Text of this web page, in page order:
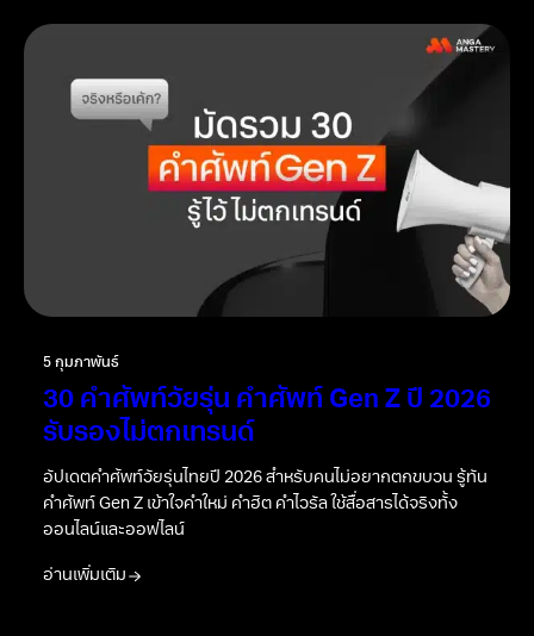
5 กุมภาพันธ์
30 คำศัพท์วัยรุ่น คำศัพท์ Gen Z ปี 2026
รับรองไม่ตกเทรนด์
อัปเดตคำศัพท์วัยรุ่นไทยปี 2026 สำหรับคนไม่อยากตกขบวน รู้ทัน
คำศัพท์ Gen Z เข้าใจคำใหม่ คำฮิต คำไวรัล ใช้สื่อสารได้จริงทั้ง
ออนไลน์และออฟไลน์
อ่านเพิ่มเติม